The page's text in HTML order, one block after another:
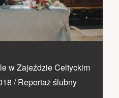
w Zajeździe Celtyckim
/Reportaż ślubny